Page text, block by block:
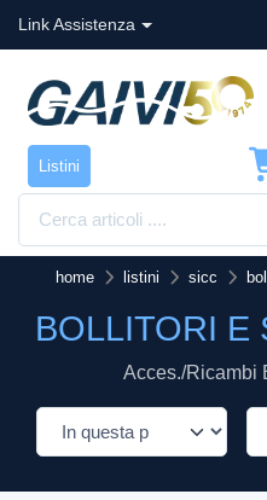
Link Assistenza
Listini
home listini sicc
BOLLITORI E
Acces./ricambi